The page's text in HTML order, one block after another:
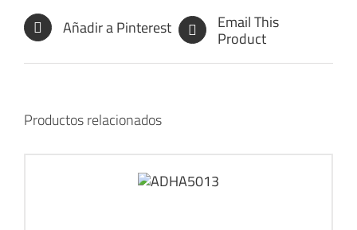
Añadir a Pinterest Email This
Product
Productos relacionados